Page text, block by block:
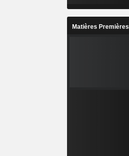
Matières Premières